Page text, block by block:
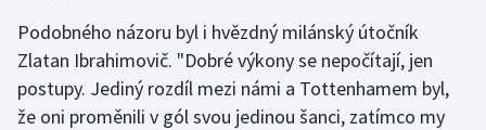
Lezení
Lyže a snowboard
Podobného názoru byl i hvězdný milánský útočník
Zlatan Ibrahimovič. "Dobré výkony se nepočítají, jen
postupy. Jediný rozdíl mezi námi a Tottenhamem byl,
že oni proměnili v gól svou jedinou šanci, zatímco my